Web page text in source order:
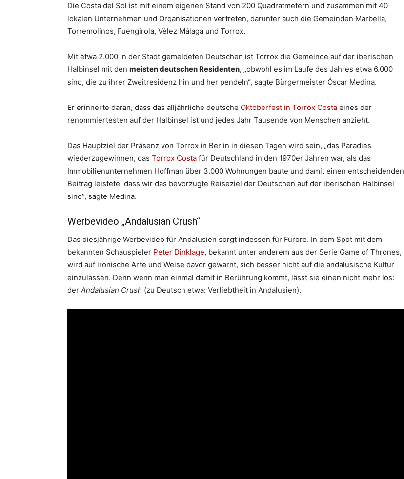
Die Costa del Sol ist mit einem eigenen Stand von 200 Quadratmetern und zusammen mit 40
lokalen Unternehmen und Organisationen vertreten, darunter auch die Gemeinden Marbella,
Torremolinos, Fuengirola, Vélez Málaga und Torrox.
Mit etwa 2.000 in der Stadt gemeldeten Deutschen ist Torrox die Gemeinde auf der iberischen
Halbinsel mit den meisten deutschen Residenten, „obwohl es im Laufe des Jahres etwa 6.000
sind, die zu ihrer Zweitresidenz hin und her pendeln“, sagte Bürgermeister Óscar Medina.
Er erinnerte daran, dass das alljährliche deutsche Oktoberfest in Torrox Costa eines der
renommiertesten auf der Halbinsel ist und jedes Jahr Tausende von Menschen anzieht.
Das Hauptziel der Präsenz von Torrox in Berlin in diesen Tagen wird sein, „das Paradies
wiederzugewinnen, das Torrox Costa für Deutschland in den 1970er Jahren war, als das
Immobilienunternehmen Hoffman über 3.000 Wohnungen baute und damit einen entscheidenden
Beitrag leistete, dass wir das bevorzugte Reiseziel der Deutschen auf der iberischen Halbinsel
sind“, sagte Medina.
Werbevideo „Andalusian Crush“
Das diesjährige Werbevideo für Andalusien sorgt indessen für Furore. In dem Spot mit dem
bekannten Schauspieler Peter Dinklage, bekannt unter anderem aus der Serie Game of Thrones,
wird auf ironische Arte und Weise davor gewarnt, sich besser nicht auf die andalusische Kultur
einzulassen. Denn wenn man einmal damit in Berührung kommt, lässt sie einen nicht mehr los:
der Andalusian Crush (zu Deutsch etwa: Verliebtheit in Andalusien).